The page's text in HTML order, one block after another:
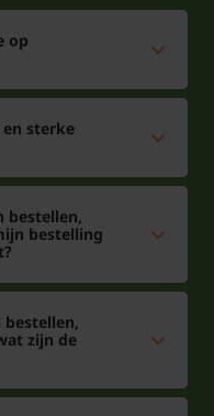
op
sterke
bestellen,
bestelling
zijn de